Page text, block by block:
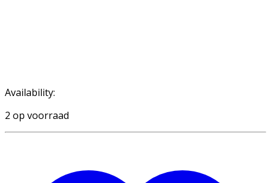
Availability:
2 op voorraad